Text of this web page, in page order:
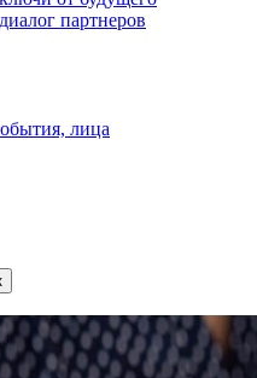
партнеров
лица